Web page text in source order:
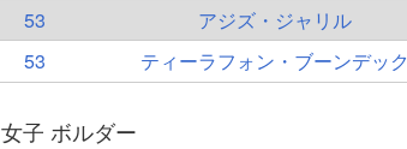
53
アジズ・ジャリル
53
ティーラフォン・ブーンデック
女子 ボルダー